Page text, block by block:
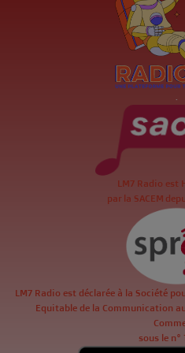
.
LM7 Radio est
par la SACEM
LM7 Radio est déclarée à la Société
Equitable de la Communication
sous le n°